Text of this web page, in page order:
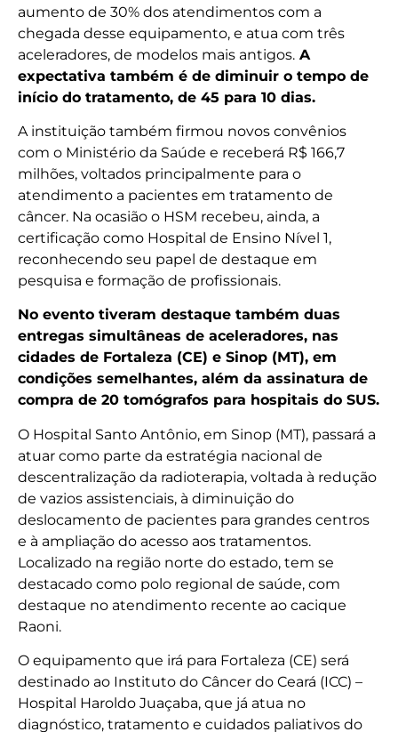
aumento de 30% dos atendimentos com a
chegada desse equipamento, e atua com três
aceleradores, de modelos mais antigos. A
expectativa também é de diminuir o tempo de
início do tratamento, de 45 para 10 dias.
A instituição também firmou novos convênios
com o Ministério da Saúde e receberá R$ 166,7
milhões, voltados principalmente para o
atendimento a pacientes em tratamento de
câncer. Na ocasião o HSM recebeu, ainda, a
certificação como Hospital de Ensino Nível 1,
reconhecendo seu papel de destaque em
pesquisa e formação de profissionais.
No evento tiveram destaque também duas
entregas simultâneas de aceleradores, nas
cidades de Fortaleza (CE) e Sinop (MT), em
condições semelhantes, além da assinatura de
compra de 20 tomógrafos para hospitais do SUS.
O Hospital Santo Antônio, em Sinop (MT), passará a
atuar como parte da estratégia nacional de
descentralização da radioterapia, voltada à redução
de vazios assistenciais, à diminuição do
deslocamento de pacientes para grandes centros
e à ampliação do acesso aos tratamentos.
Localizado na região norte do estado, tem se
destacado como polo regional de saúde, com
destaque no atendimento recente ao cacique
Raoni.
O equipamento que irá para Fortaleza (CE) será
destinado ao Instituto do Câncer do Ceará (ICC) –
Hospital Haroldo Juaçaba, que já atua no
diagnóstico, tratamento e cuidados paliativos do